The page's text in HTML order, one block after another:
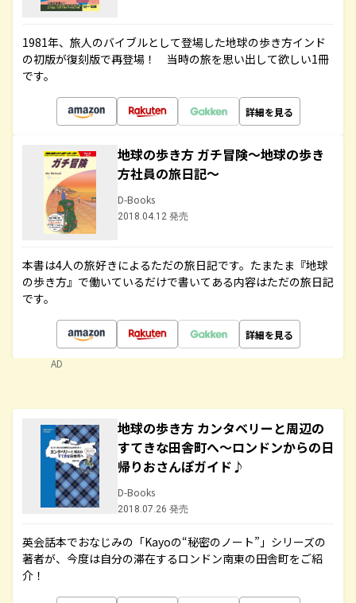
1981年、旅人のバイブルとして登場した地球の歩き方インド
の初版が復刻版で再登場！ 当時の旅を思い出して欲しい1冊
です。
詳細を見る
地球の歩き方 ガチ冒険～地球の歩き
方社員の旅日記～
D-Books
2018.04.12 発売
本書は4人の旅好きによるただの旅日記です。たまたま『地球
の歩き方』で働いているだけで書いてある内容はただの旅日記
です。
詳細を見る
AD
地球の歩き方 カンタベリーと周辺の
すてきな田舎町へ～ロンドンからの日
帰りおさんぽガイド♪
D-Books
2018.07.26 発売
英会話本でおなじみの「Kayoの“秘密のノート”」シリーズの
著者が、今度は自分の滞在するロンドン南東の田舎町をご紹
介！